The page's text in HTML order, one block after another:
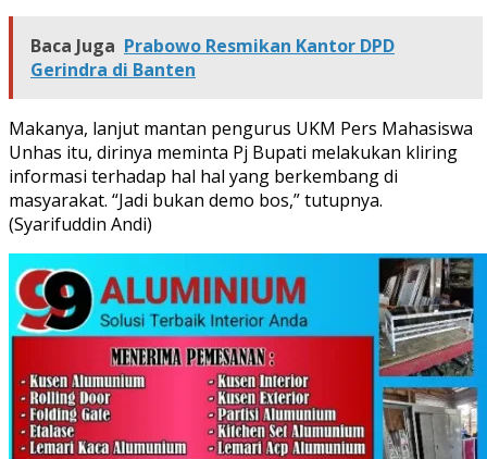
Baca Juga Prabowo Resmikan Kantor DPD
Gerindra di Banten
Makanya, lanjut mantan pengurus UKM Pers Mahasiswa
Unhas itu, dirinya meminta Pj Bupati melakukan kliring
informasi terhadap hal hal yang berkembang di
masyarakat. “Jadi bukan demo bos,” tutupnya.
(Syarifuddin Andi)